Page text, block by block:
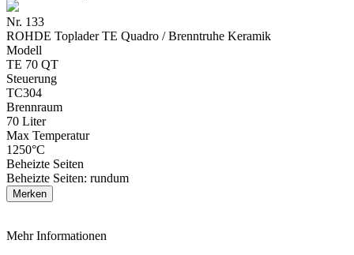
Nr. 133
ROHDE Toplader TE Quadro / Brenntruhe Keramik
Modell
TE 70 QT
Steuerung
TC304
Brennraum
70 Liter
Max Temperatur
1250°C
Beheizte Seiten
Beheizte Seiten: rundum
Merken
Mehr Informationen